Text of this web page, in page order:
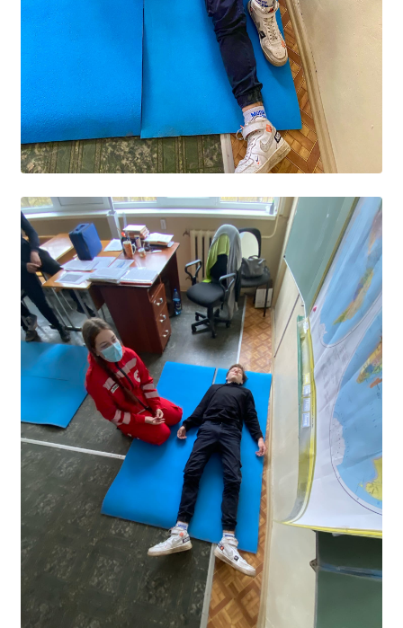
Студенческий совет
Студенческий спортивный клуб
МЕТОДИЧЕСКАЯ РАБОТА
В помощь педагогам и мастерам ПО
ПРОЧЕЕ
История нашего техникума
Фотографии техникума
ПОЛЕЗНЫЕ ССЫЛКИ
Министерство науки и высшего образования
РФ
Главное управление по контролю за оборотом
наркотиков
Общероссийская база вакансий "Работа в
России"
Сбербанк Онлайн - оплачивайте
образовательные услуги